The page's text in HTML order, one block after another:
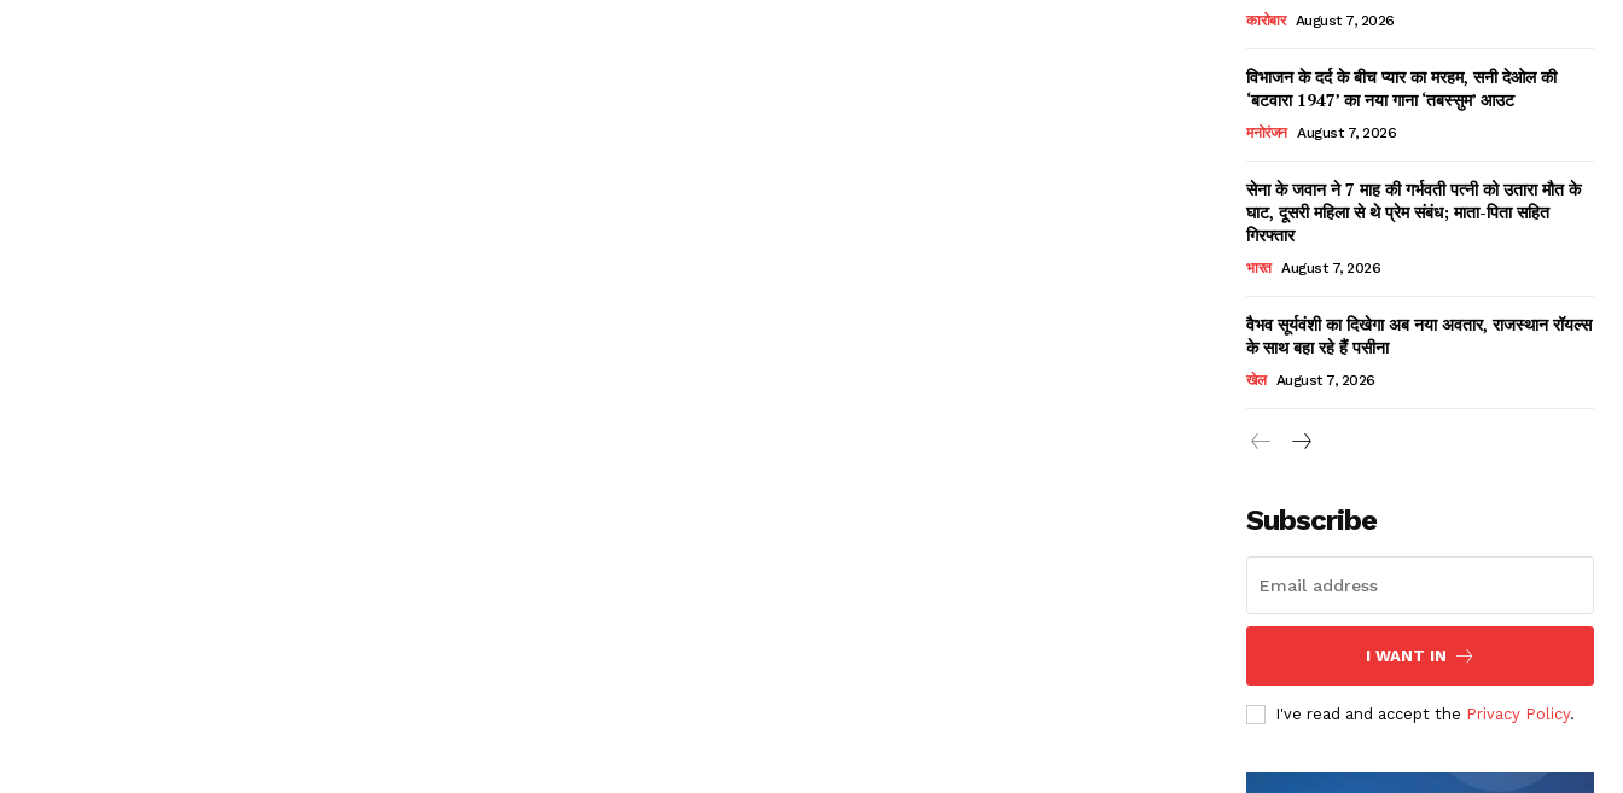
कारोबार August 7, 2026
विभाजन के दर्द के बीच प्यार का मरहम, सनी देओल की
‘बटवारा 1947’ का नया गाना ‘तबस्सुम’ आउट
मनोरंजन August 7, 2026
सेना के जवान ने 7 माह की गर्भवती पत्नी को उतारा मौत के
घाट, दूसरी महिला से थे प्रेम संबंध; माता-पिता सहित
गिरफ्तार
भारत August 7, 2026
वैभव सूर्यवंशी का दिखेगा अब नया अवतार, राजस्थान रॉयल्स
के साथ बहा रहे हैं पसीना
खेल August 7, 2026
Subscribe
I WANT IN
I've read and accept the Privacy Policy.